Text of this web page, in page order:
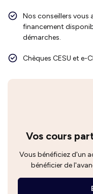
Nos conseillers vous
financement
démarches.
Chèques CESU et e-
Vos cours
Vous bénéficiez d'un
bénéficier de